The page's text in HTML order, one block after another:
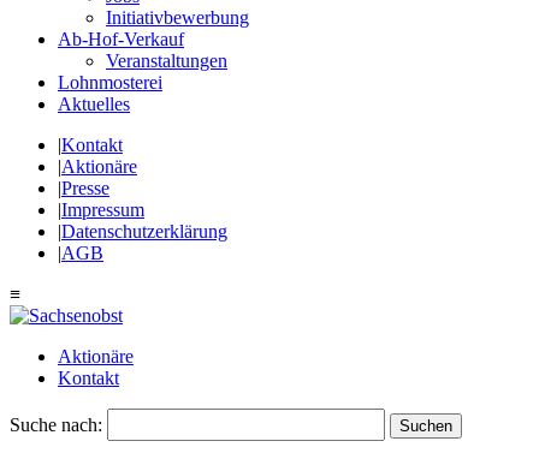
Initiativbewerbung
Ab-Hof-Verkauf
Veranstaltungen
Lohnmosterei
Aktuelles
|Kontakt
|Aktionäre
|Presse
|Impressum
|Datenschutzerklärung
|AGB
≡
Aktionäre
Kontakt
Suche nach: Suchen